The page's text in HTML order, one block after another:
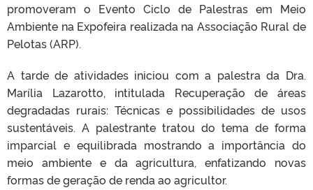
promoveram o Evento Ciclo de Palestras em Meio
Ambiente na Expofeira realizada na Associação Rural de
Pelotas (ARP).
A tarde de atividades iniciou com a palestra da Dra.
Marília Lazarotto, intitulada Recuperação de áreas
degradadas rurais: Técnicas e possibilidades de usos
sustentáveis. A palestrante tratou do tema de forma
imparcial e equilibrada mostrando a importância do
meio ambiente e da agricultura, enfatizando novas
formas de geração de renda ao agricultor.